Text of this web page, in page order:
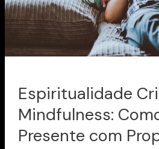
Espiritualidade
Mindfulness:
Presente com
com
Propósito